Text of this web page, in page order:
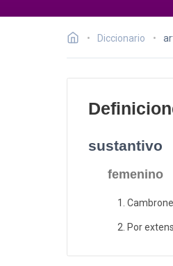
Diccionario
sustantivo
femenino
Por